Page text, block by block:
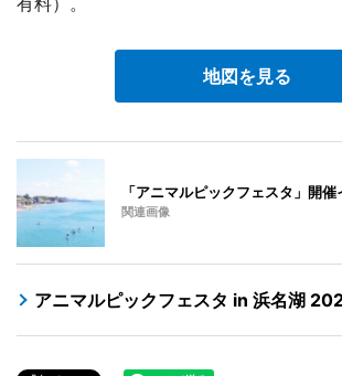
地図を見る
「アニマルピックフェスタ」開催
関連画像
アニマルピックフェスタ in 浜名湖